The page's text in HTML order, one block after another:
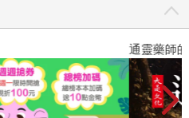
通